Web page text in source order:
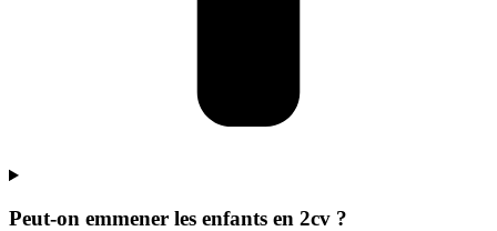
Peut-on emmener les enfants en 2cv ?